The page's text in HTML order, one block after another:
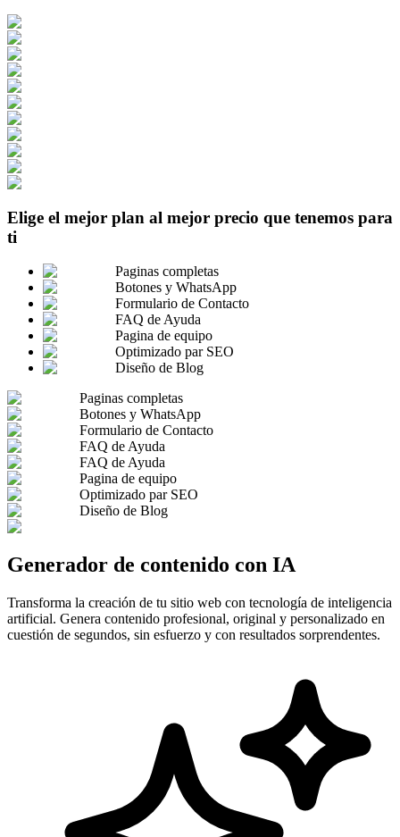
Elige el mejor plan al mejor precio que tenemos para
ti
Paginas completas
Botones y WhatsApp
Formulario de Contacto
FAQ de Ayuda
Pagina de equipo
Optimizado par SEO
Diseño de Blog
Paginas completas
Botones y WhatsApp
Formulario de Contacto
FAQ de Ayuda
FAQ de Ayuda
Pagina de equipo
Optimizado par SEO
Diseño de Blog
Generador de contenido con IA
Transforma la creación de tu sitio web con tecnología de inteligencia
artificial. Genera contenido profesional, original y personalizado en
cuestión de segundos, sin esfuerzo y con resultados sorprendentes.